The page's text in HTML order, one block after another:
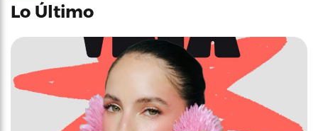
Lo Último